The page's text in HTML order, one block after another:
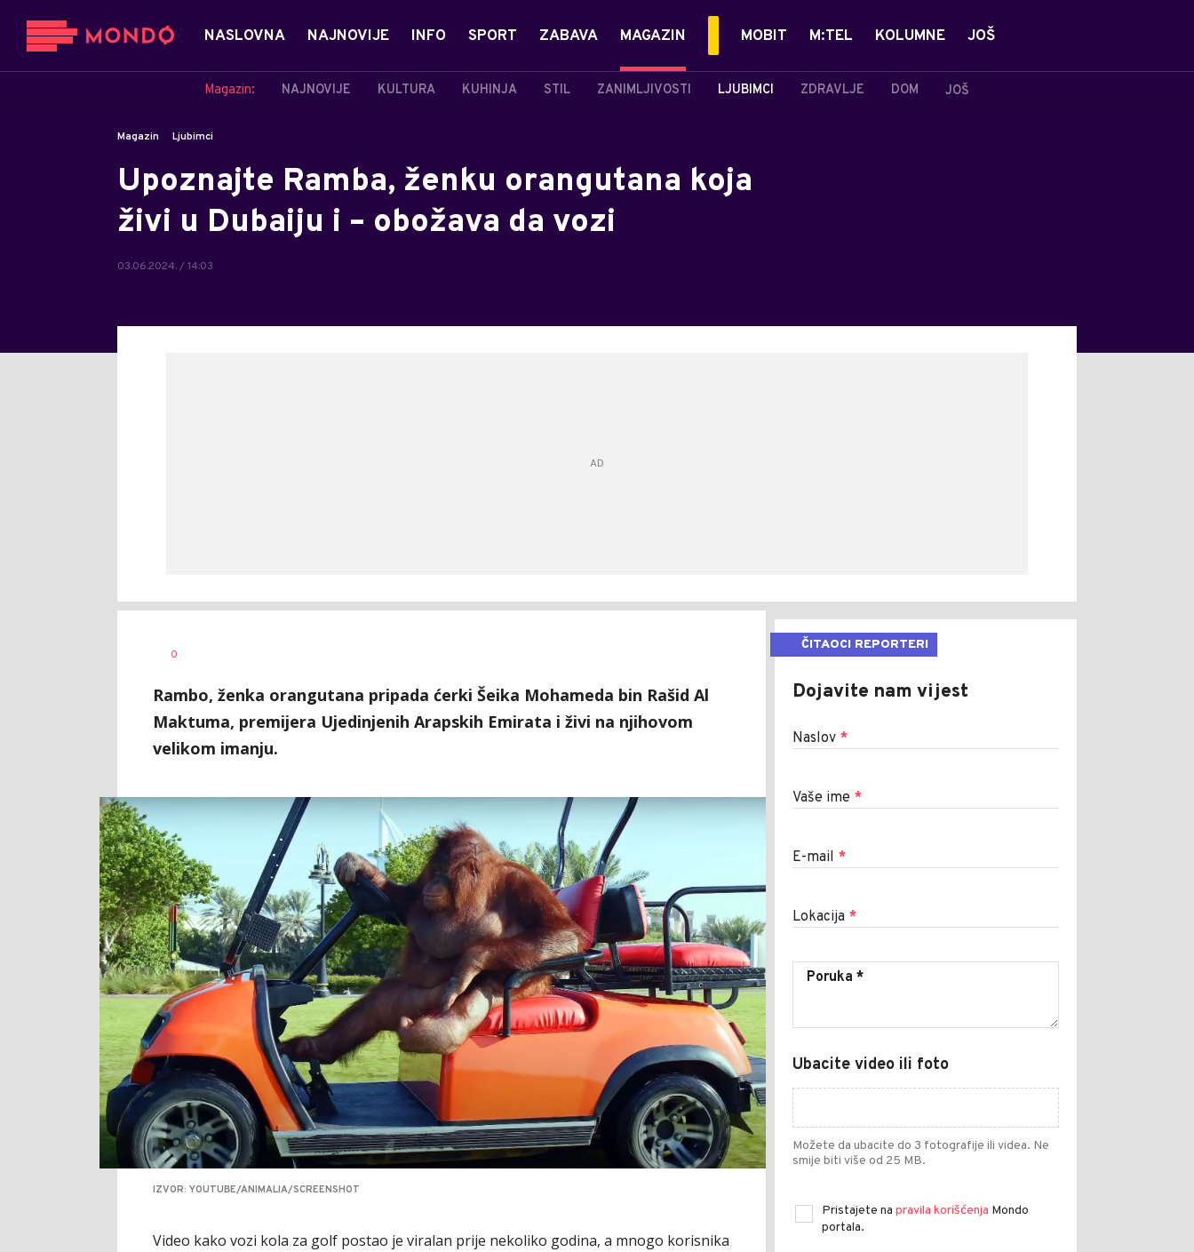
NASLOVNA NAJNOVIJE INFO SPORT ZABAVA MAGAZIN
Magazin: NAJNOVIJE KULTURA KUHINJA STIL ZANIMLJIVOSTI LJUBIMCI ZDRAVLJE DOM JOŠ
MOBIT M:TEL KOLUMNE JOŠ
Magazin Ljubimci
Upoznajte Ramba, ženku orangutana koja
živi u Dubaiju i – obožava da vozi
03.06.2024. / 14:03
AUTOR
0
Rambo, ženka orangutana pripada ćerki Šeika Mohameda bin Rašid Al
Maktuma, premijera Ujedinjenih Arapskih Emirata i živi na njihovom
velikom imanju.
IZVOR: YOUTUBE/ANIMALIA/SCREENSHOT
Video kako vozi kola za golf postao je viralan prije nekoliko godina, a mnogo korisnika
ČITAOCI REPORTERI
Dojavite nam vijest
Naslov *
Vaše ime *
E-mail *
Lokacija *
Ubacite video ili foto
Možete da ubacite do 3 fotografije ili videa. Ne
smije biti više od 25 MB.
Pristajete na pravila korišćenja Mondo
portala.